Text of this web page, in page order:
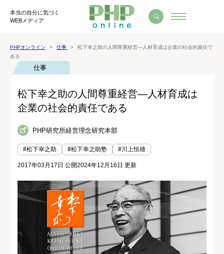
本当の自分に気づく
WEBメディア
PHPオンライン 仕事
松下幸之助の人間尊重経営―人材育成は企業の社会的責任で
ある
仕事
松下幸之助の人間尊重経営―人材育成は
企業の社会的責任である
PHP研究所経営理念研究本部
#松下幸之助 #松下幸之助塾 #川上恒雄
2017年03月17日 公開2024年12月16日 更新